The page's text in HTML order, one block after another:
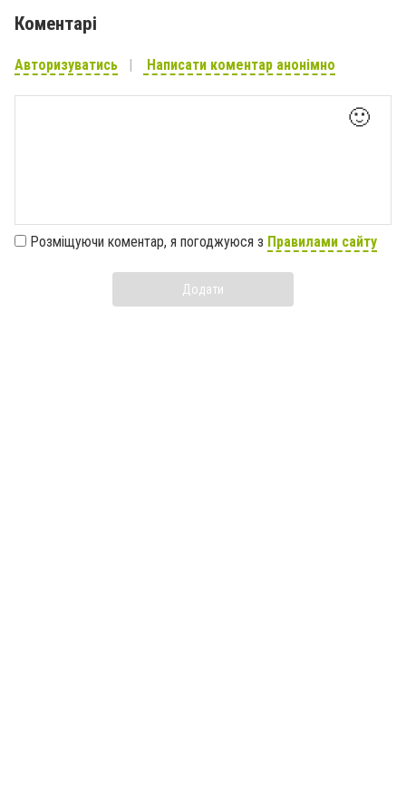
Коментарі
Авторизуватись Написати коментар анонімно
🙂
Розміщуючи коментар, я погоджуюся з Правилами сайту
Додати